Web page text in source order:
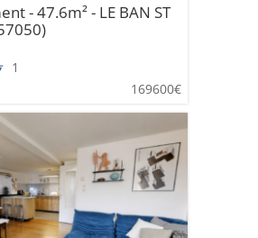
- 47.6m² - LE BAN ST
1
169600€